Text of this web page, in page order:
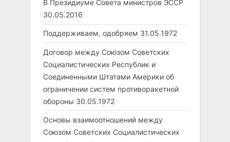
В Президиуме Совета министров ЭССР
30.05.2016
Поддерживаем, одобряем 31.05.1972
Договор между Союзом Советских
Социалистических Республик и
Соединенными Штатами Америки об
ограничении систем противоракетной
обороны 30.05.1972
Основы взаимоотношений между
Союзом Советских Социалистических